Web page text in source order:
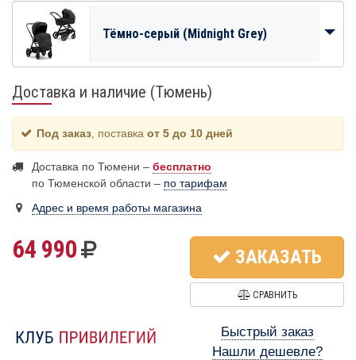
Тёмно-серый (Midnight Grey)
Доставка и наличие (Тюмень)
Под заказ , поставка от 5 до 10 дней
Доставка по Тюмени – бесплатно
по Тюменской области – по тарифам
Адрес и время работы магазина
64 990 ЗАКАЗАТЬ
СРАВНИТЬ
Быстрый заказ
Нашли дешевле?